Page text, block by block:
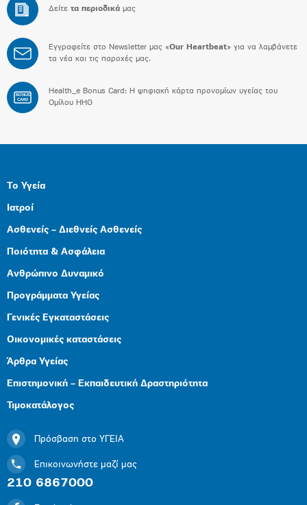
Δείτε τα περιοδικά μας
Εγγραφείτε στο Newsletter μας «Our Heartbeat» για να λαμβάνετε
τα νέα και τις παροχές μας.
BONUS
CARD
Health_e Bonus Card: H ψηφιακή κάρτα προνομίων υγείας του
Ομίλου HHG
Το Υγεία
Ιατροί
Ασθενείς – Διεθνείς Ασθενείς
Ποιότητα & Ασφάλεια
Ανθρώπινο Δυναμικό
Προγράμματα Υγείας
Γενικές Εγκαταστάσεις
Οικονομικές καταστάσεις
Άρθρα Υγείας
Επιστημονική – Εκπαιδευτική Δραστηριότητα
Τιμοκατάλογος
Πρόσβαση στο ΥΓΕΙΑ
Επικοινωνήστε μαζί μας
210 6867000